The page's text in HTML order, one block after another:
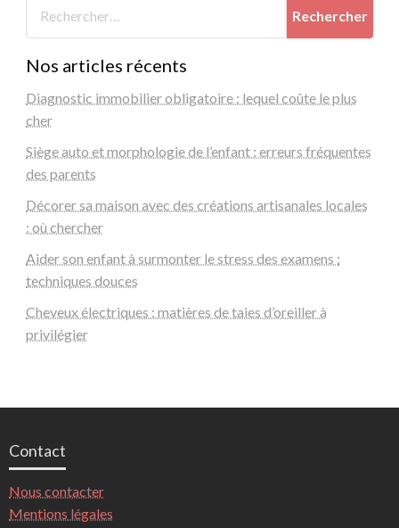
Nos articles récents
Diagnostic immobilier obligatoire : lequel coûte le plus
cher
Siège auto et morphologie de l’enfant : erreurs fréquentes
des parents
Décorer sa maison avec des créations artisanales locales
: où chercher
Aider son enfant à surmonter le stress des examens :
techniques douces
Cheveux électriques : matières de taies d’oreiller à
privilégier
Contact
Nous contacter
Mentions légales